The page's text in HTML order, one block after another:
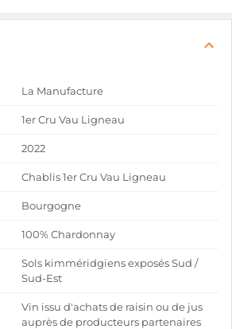
La Manufacture
1er Cru Vau Ligneau
2022
Chablis 1er Cru Vau Ligneau
Bourgogne
100% Chardonnay
Sols kimméridgiens exposés Sud /
Sud-Est
Vin issu d'achats de raisin ou de jus
auprès de producteurs partenaires